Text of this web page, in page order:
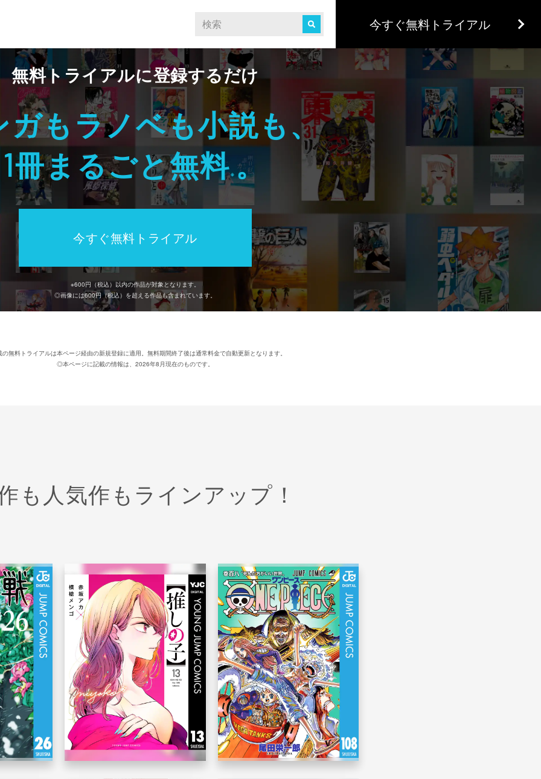
今すぐ無料トライアル
無料トライアルに登録するだけ
ガもラノベも小説も、
1冊まるごと無料※ 。
今すぐ無料トライアル
※600円（税込）以内の作品が対象となります。
◎画像には600円（税込）を超える作品も含まれています。
無料トライアルは本ページ経由の新規登録に適用。無料期間終了後は通常料金で自動更新となります。
◎本ページに記載の情報は、2026年8月現在のものです。
も人気作も ラインアップ！